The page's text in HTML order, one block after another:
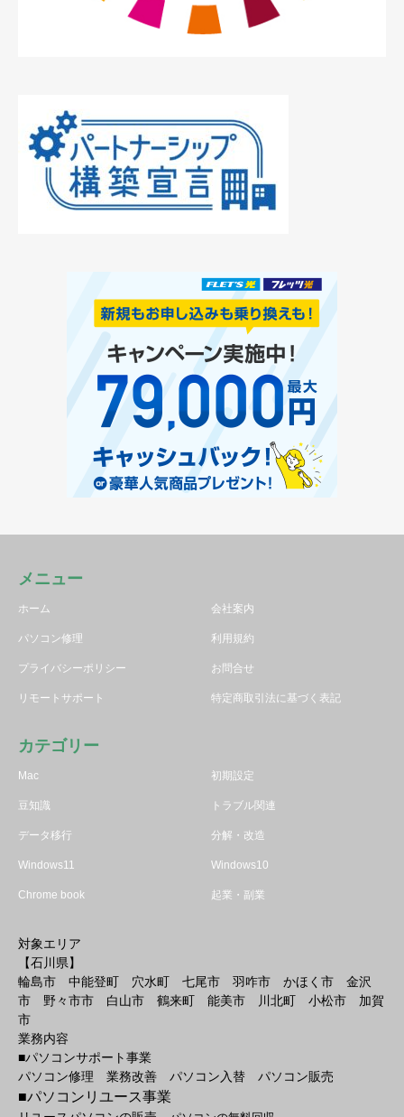
メニュー
ホーム 会社案内
パソコン修理 利用規約
プライバシーポリシー お問合せ
リモートサポート 特定商取引法に基づく表記
カテゴリー
Mac 初期設定
豆知識 トラブル関連
データ移行 分解・改造
Windows11 Windows10
Chrome book 起業・副業
対象エリア
【石川県】
輪島市 中能登町 穴水町 七尾市 羽咋市 かほく市 金沢
市 野々市市 白山市 鶴来町 能美市 川北町 小松市 加賀
市
業務内容
■パソコンサポート事業
パソコン修理 業務改善 パソコン入替 パソコン販売
■パソコンリユース事業